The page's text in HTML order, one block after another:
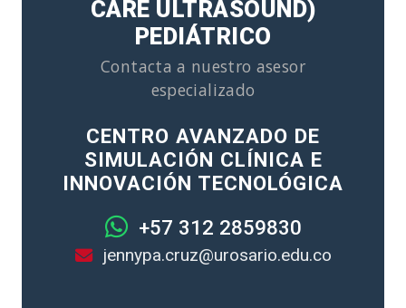
CARE ULTRASOUND)
PEDIÁTRICO
Contacta a nuestro asesor
especializado
CENTRO AVANZADO DE
SIMULACIÓN CLÍNICA E
INNOVACIÓN TECNOLÓGICA
+57 312 2859830
jennypa.cruz@urosario.edu.co